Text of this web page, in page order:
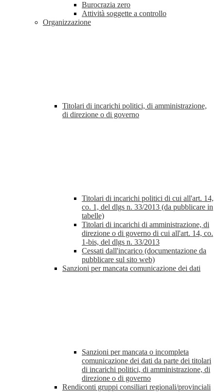
Burocrazia zero
Attività soggette a controllo
Organizzazione
Titolari di incarichi politici, di amministrazione,
di direzione o di governo
Titolari di incarichi politici di cui all'art. 14,
co. 1, del dlgs n. 33/2013 (da pubblicare in
tabelle)
Titolari di incarichi di amministrazione, di
direzione o di governo di cui all'art. 14, co.
1-bis, del dlgs n. 33/2013
Cessati dall'incarico (documentazione da
pubblicare sul sito web)
Sanzioni per mancata comunicazione dei dati
Sanzioni per mancata o incompleta
comunicazione dei dati da parte dei titolari
di incarichi politici, di amministrazione, di
direzione o di governo
Rendiconti gruppi consiliari regionali/provinciali